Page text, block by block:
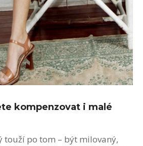
kompenzovat i malé
touží po tom – být milovaný,